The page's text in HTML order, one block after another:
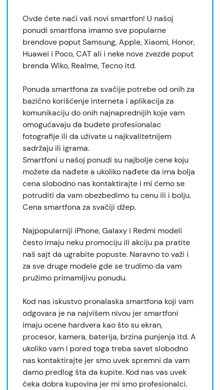
Ovde ćete naći vaš novi smartfon! U našoj
ponudi smartfona imamo sve popularne
brendove poput Samsung, Apple, Xiaomi, Honor,
Huawei i Poco, CAT ali i neke nove zvezde poput
brenda Wiko, Realme, Tecno itd.
Ponuda smartfona za svačije potrebe od onih za
bazično korišćenje interneta i aplikacija za
komunikaciju do onih najnaprednijih koje vam
omogućavaju da budete profesionalac
fotografije ili da uživate u najkvalitetnijem
sadržaju ili igrama.
Smartfoni u našoj ponudi su najbolje cene koju
možete da nađete a ukoliko nađete da ima bolja
cena slobodno nas kontaktirajte i mi ćemo se
potruditi da vam obezbedimo tu cenu ili i bolju.
Cena smartfona za svačiji džep.
Najpopularniji iPhone, Galaxy i Redmi modeli
često imaju neku promociju ili akciju pa pratite
naš sajt da ugrabite popuste. Naravno to važi i
za sve druge modele gde se trudimo da vam
pružimo primamljivu ponudu.
Kod nas iskustvo pronalaska smartfona koji vam
odgovara je na najvišem nivou jer smartfoni
imaju ocene hardvera kao što su ekran,
procesor, kamera, baterija, brzina punjenja itd. A
ukoliko vam i pored toga treba savet slobodno
nas kontaktirajte jer smo uvek spremni da vam
damo predlog šta da kupite. Kod nas vas uvek
čeka dobra kupovina jer mi smo profesionalci.